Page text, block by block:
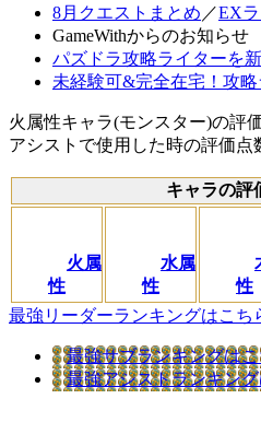
8月クエストまとめ ／EXラ
GameWithからのお知らせ
パズドラ攻略ライターを
未経験可&完全在宅！攻略
火属性キャラ(モンスター)の評
アシストで使用した時の評価点
キャラの評
火属
性
水属
性
性
最強リーダーランキングはこち
最強サブランキングは
最強アシストランキン